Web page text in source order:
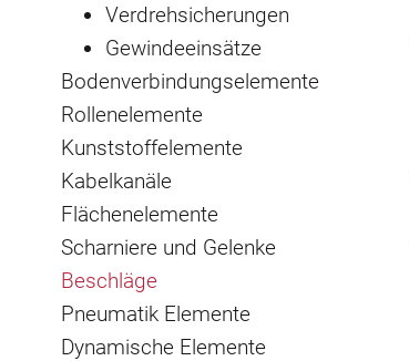
Verdrehsicherungen
Gewindeeinsätze
Bodenverbindungselemente
Rollenelemente
Kunststoffelemente
Kabelkanäle
Flächenelemente
Scharniere und Gelenke
Beschläge
Pneumatik Elemente
Dynamische Elemente